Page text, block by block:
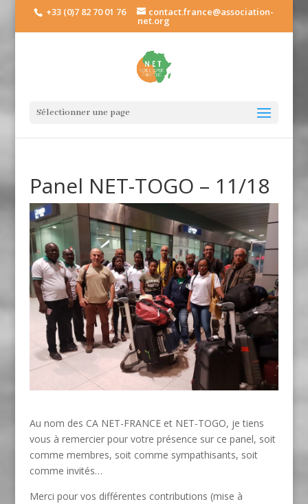
+33 (0)7 82 70 01 76 contact.france@association-
net.org
Sélectionner une page
Panel NET-TOGO – 11/18
Au nom des CA NET-FRANCE et NET-TOGO, je tiens
vous à remercier pour votre présence sur ce panel, soit
comme membres, soit comme sympathisants, soit
comme invités…
Merci pour vos différentes contributions (mise à